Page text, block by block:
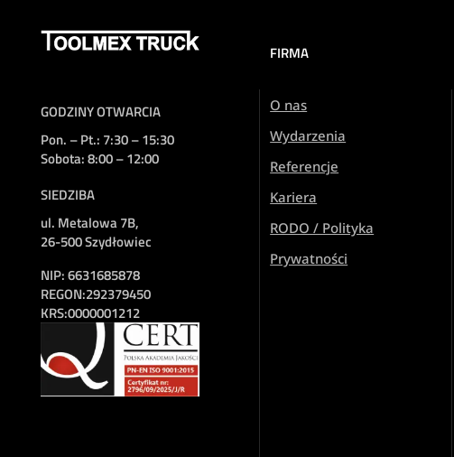
GODZINY OTWARCIA
Pon. – Pt.: 7:30 – 15:30
Sobota: 8:00 – 12:00
SIEDZIBA
ul. Metalowa 7B,
26-500 Szydłowiec
NIP:6631685878
REGON:292379450
KRS:0000001212
FIRMA
O nas
Wydarzenia
Referencje
Kariera
RODO / Polityka
Prywatności